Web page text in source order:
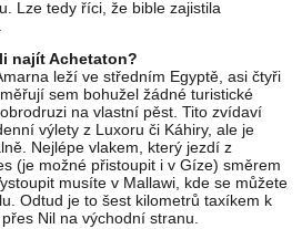
Lze tedy říci, že bible zajistila
najít Achetaton?
leží ve středním Egyptě, asi čtyři
sem bohužel žádné turistické
na vlastní pěst. Tito zvídaví
výlety z Luxoru či Káhiry, ale je
Nejlépe vlakem, který jezdí z
(je možné přistoupit i v Gíze) směrem
musíte v Mallawi, kde se můžete
Odtud je to šest kilometrů taxíkem k
Nil na východní stranu.